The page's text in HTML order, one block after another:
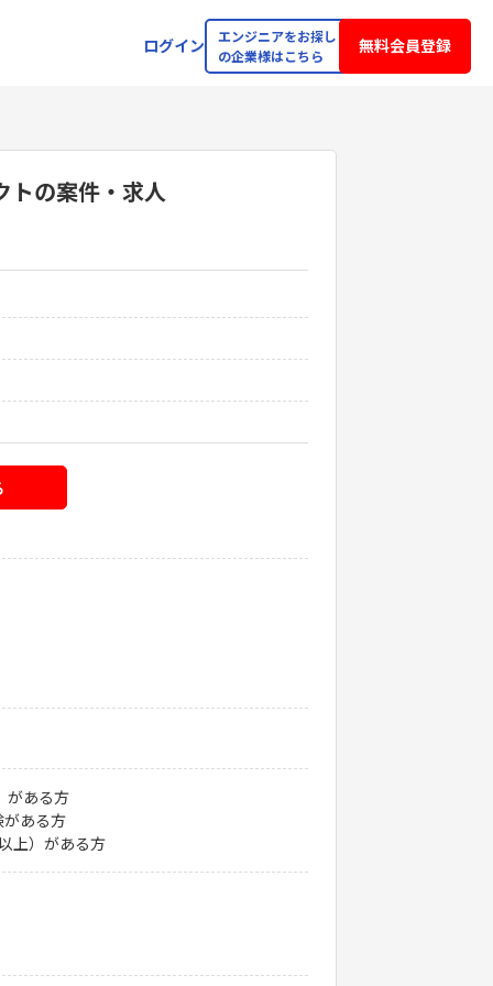
ログイン
エンジニアをお探し
の企業様はこちら
無料会員登録
トの案件・求人
がある方
ある方
上）がある方